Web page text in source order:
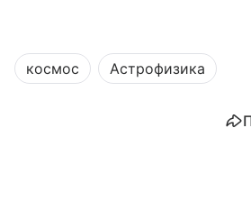
космос Астрофизика